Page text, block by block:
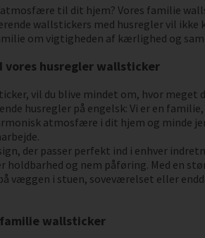
til dit hjem? Vores familie
wallstickers med husregler vil ikke
om vigtigheden af kærlighed og
vores husregler wallsticker
vil du blive mindet om, hvor meget
husregler på engelsk: Vi er en
atmosfære i dit hjem og minde
der passer perfekt ind i enhver
holdbarhed og nem påføring. Med en
væggen i stuen, soveværelset eller
wallsticker